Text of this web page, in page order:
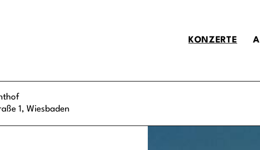
KONZERTE
1, Wiesbaden